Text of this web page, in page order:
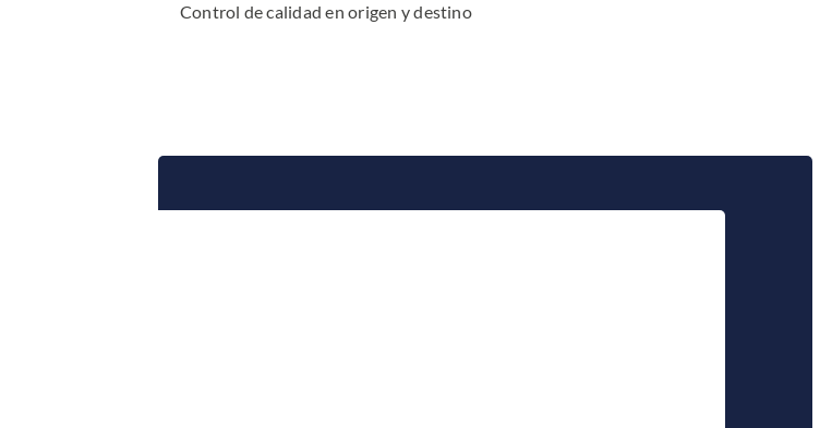
Control de calidad en origen y destino